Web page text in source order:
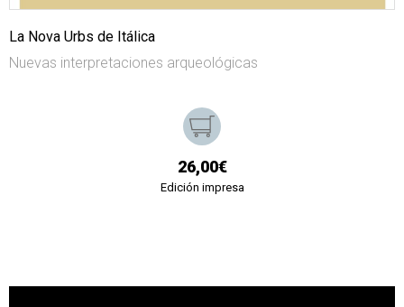
La Nova Urbs de Itálica
Nuevas interpretaciones arqueológicas
26,00€
Edición impresa